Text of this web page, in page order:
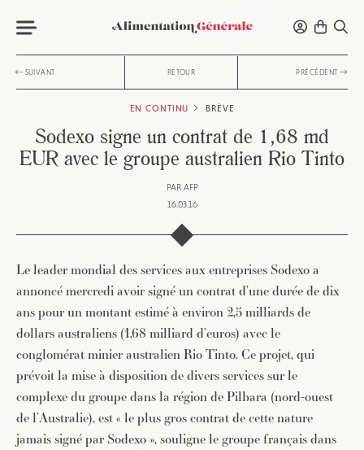
SUIVANT RETOUR PRÉCÉDENT
EN CONTINU BRÈVE
Sodexo signe un contrat de 1,68 md
EUR avec le groupe australien Rio Tinto
PAR AFP
16.03.16
Le leader mondial des services aux entreprises Sodexo a
annoncé mercredi avoir signé un contrat d’une durée de dix
ans pour un montant estimé à environ 2,5 milliards de
dollars australiens (1,68 milliard d’euros) avec le
conglomérat minier australien Rio Tinto. Ce projet, qui
prévoit la mise à disposition de divers services sur le
complexe du groupe dans la région de Pilbara (nord-ouest
de l’Australie), est « le plus gros contrat de cette nature
jamais signé par Sodexo », souligne le groupe français dans